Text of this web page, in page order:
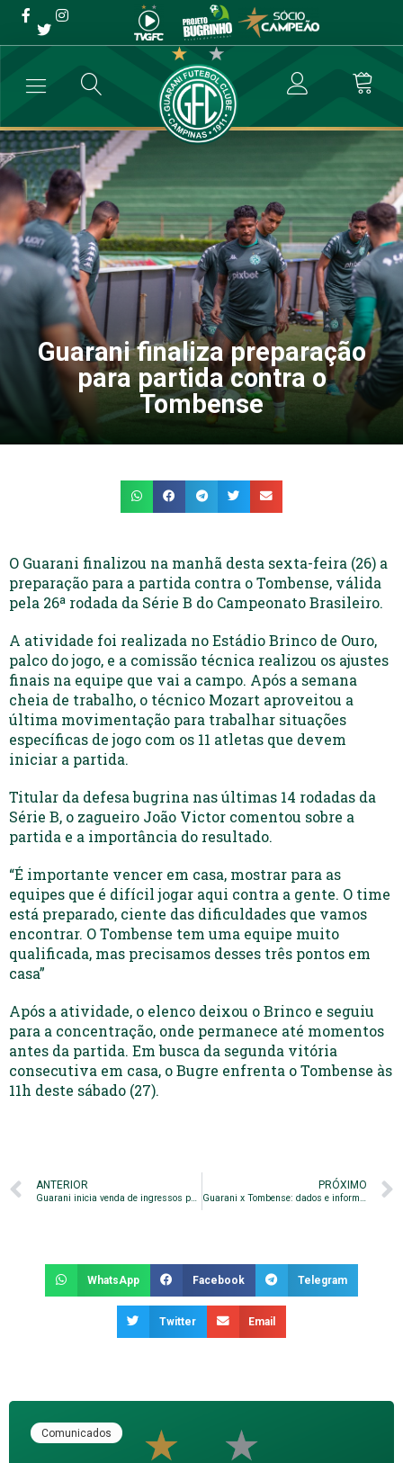
Guarani finaliza preparação
para partida contra o
Tombense
Futebol Profissional → Guarani finaliza preparação para partida
Guarani finaliza preparação
para partida contra o
Tombense
O Guarani finalizou na manhã desta sexta-feira (26) a
preparação para a partida contra o Tombense, válida
pela 26ª rodada da Série B do Campeonato Brasileiro.
A atividade foi realizada no Estádio Brinco de Ouro,
palco do jogo, e a comissão técnica realizou os ajustes
finais na equipe que vai a campo. Após a semana
cheia de trabalho, o técnico Mozart aproveitou a
última movimentação para trabalhar situações
específicas de jogo com os 11 atletas que devem
iniciar a partida.
Titular da defesa bugrina nas últimas 14 rodadas da
Série B, o zagueiro João Victor comentou sobre a
partida e a importância do resultado.
“É importante vencer em casa, mostrar para as
equipes que é difícil jogar aqui contra a gente. O time
está preparado, ciente das dificuldades que vamos
encontrar. O Tombense tem uma equipe muito
qualificada, mas precisamos desses três pontos em
casa”
Após a atividade, o elenco deixou o Brinco e seguiu
para a concentração, onde permanece até momentos
antes da partida. Em busca da segunda vitória
consecutiva em casa, o Bugre enfrenta o Tombense às
11h deste sábado (27).
ANTERIOR
Guarani inicia venda de ingressos para jogo contra o Tombense
PRÓXIMO
Guarani x Tombense: dados e informações do confronto
WhatsApp Facebook Telegram
Twitter Email
Comunicados